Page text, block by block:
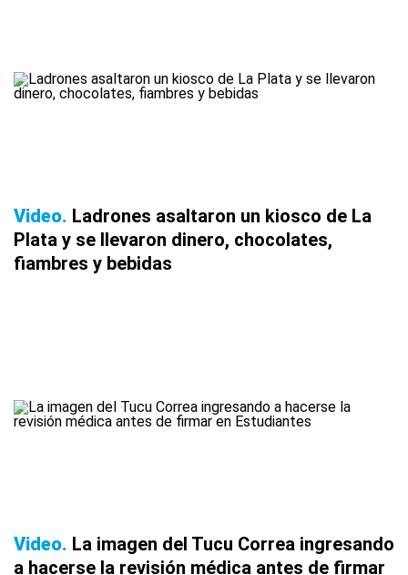
Video Ladrones asaltaron un kiosco de La
Plata y se llevaron dinero, chocolates,
fiambres y bebidas
Video La imagen del Tucu Correa ingresando
a hacerse la revisión médica antes de firmar